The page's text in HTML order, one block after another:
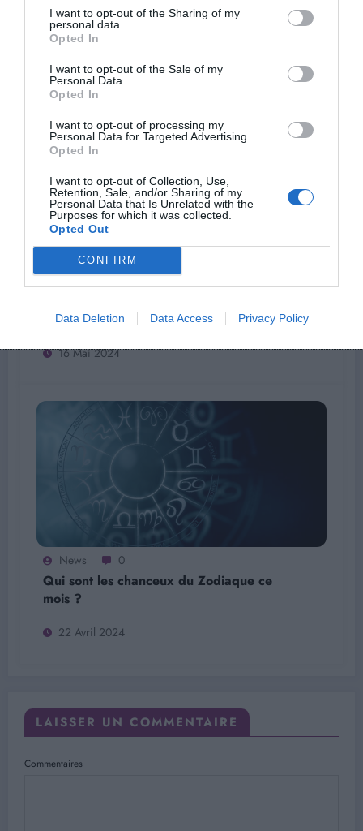
I want to opt-out of the Sharing of my
personal data.
Opted In
I want to opt-out of the Sale of my
Personal Data.
Opted In
I want to opt-out of processing my
Personal Data for Targeted Advertising.
Opted In
I want to opt-out of Collection, Use,
Retention, Sale, and/or Sharing of my
Personal Data that Is Unrelated with the
Purposes for which it was collected.
Opted Out
CONFIRM
Data Deletion Data Access Privacy Policy
Attention à ces signes astrologiques pour
vos prêts d’argent
17 Mai 2024
News 0
ce Printemps ?
16 Mai 2024
News 0
Qui sont les chanceux du Zodiaque ce
mois ?
22 Avril 2024
LAISSER UN COMMENTAIRE
Commentaires